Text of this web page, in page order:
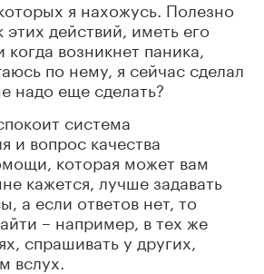
я нахожусь. Полезно
этих действий, иметь его
возникнет паника,
по нему, я сейчас сделал
надо еще сделать?
система
и вопрос качества
которая может вам
кажется, лучше задавать
а если ответов нет, то
– например, в тех же
спрашивать у других,
вслух.